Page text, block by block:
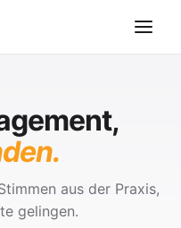
aus der Praxis,
gelingen.